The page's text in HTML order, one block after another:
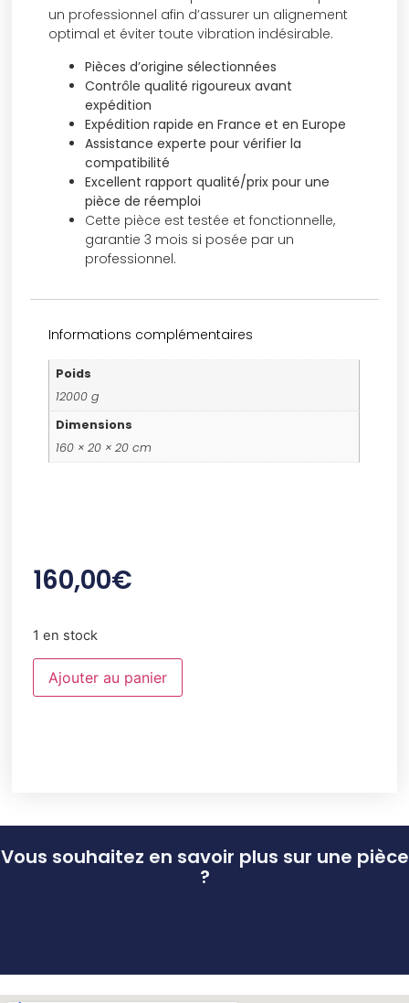
un professionnel afin d’assurer un alignement
optimal et éviter toute vibration indésirable.
Pièces d’origine sélectionnées
Contrôle qualité rigoureux avant
expédition
Expédition rapide en France et en Europe
Assistance experte pour vérifier la
compatibilité
Excellent rapport qualité/prix pour une
pièce de réemploi
Cette pièce est testée et fonctionnelle,
garantie 3 mois si posée par un
professionnel.
Informations complémentaires
Poids
12000 g
Dimensions
160 × 20 × 20 cm
160,00€
1 en stock
Ajouter au panier
Vous souhaitez en savoir plus sur une pièce
?